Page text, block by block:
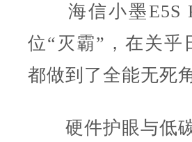
海信小墨E5S
位“灭霸”，在关
都做到了全能无死
硬件护眼与低碳